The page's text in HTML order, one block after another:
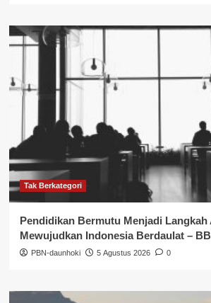
Tak Berkategori
Pendidikan Bermutu Menjadi Langkah
Mewujudkan Indonesia Berdaulat –
PBN-daunhoki 5 Agustus 2026 0